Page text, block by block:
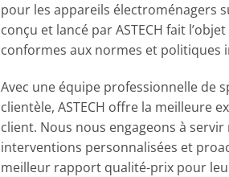
pour les appareils électroménagers
conçu et lancé par ASTECH fait
conformes aux normes et politiques
Avec une équipe professionnelle de
clientèle, ASTECH offre la meilleure
client. Nous nous engageons à servir
interventions personnalisées et
meilleur rapport qualité-prix pour